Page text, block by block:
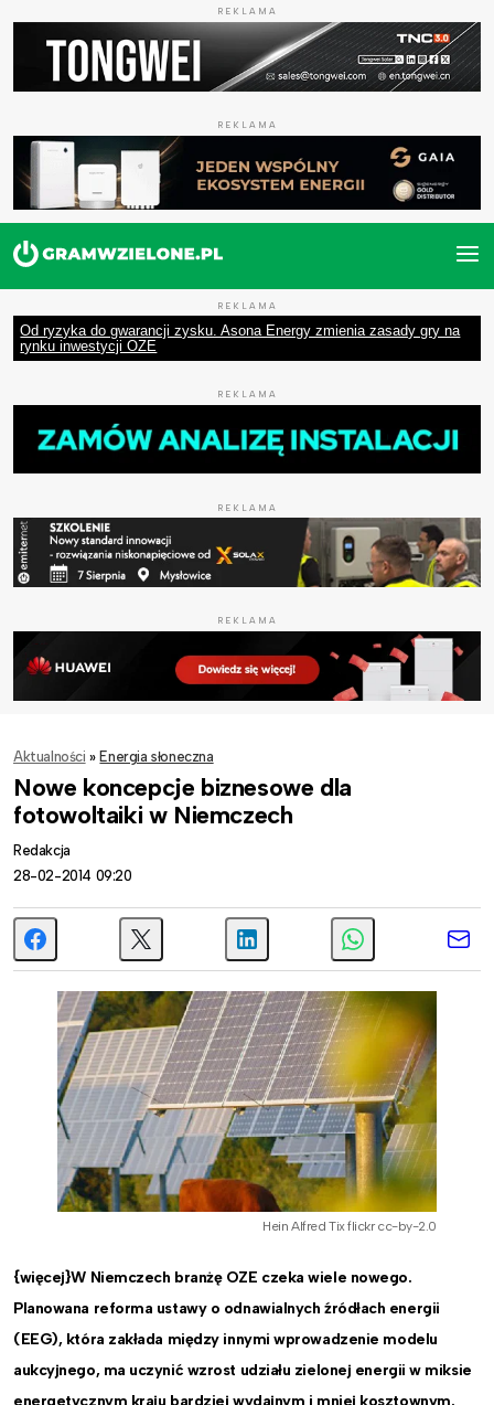
REKLAMA
REKLAMA
REKLAMA
Od ryzyka do gwarancji zysku. Asona Energy zmienia zasady gry na
rynku inwestycji OZE
REKLAMA
REKLAMA
REKLAMA
Aktualności » Energia słoneczna
Nowe koncepcje biznesowe dla
fotowoltaiki w Niemczech
Redakcja
28-02-2014 09:20
Hein Alfred Tix flickr cc-by-2.0
{więcej}W Niemczech branżęOZE czeka wiele nowego.
Planowana reforma ustawy o odnawialnych źródłach energii
(EEG), która zakłada między innymi wprowadzenie modelu
aukcyjnego, ma uczynić wzrost udziału zielonej energii w miksie